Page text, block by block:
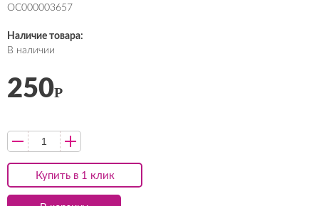
ОС000003657
Наличие товара:
В наличии
Купить в 1 клик
250Р